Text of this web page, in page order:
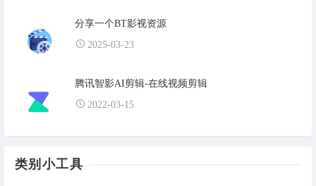
分享一个BT影视资源
2025-03-23
腾讯智影AI剪辑-在线视频剪辑
2022-03-15
类别小工具